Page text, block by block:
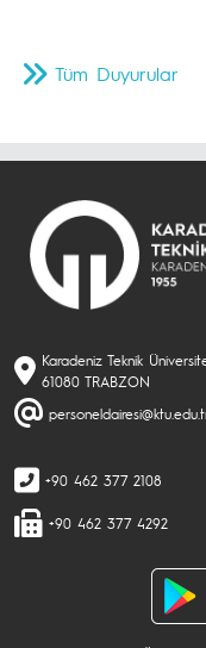
Tüm Duyurular
Karadeniz Teknik
61080 TRABZON
+90 462 377 2108
+90 462 377 4292